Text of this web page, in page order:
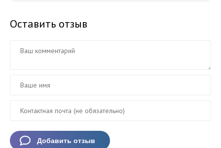
Оставить отзыв